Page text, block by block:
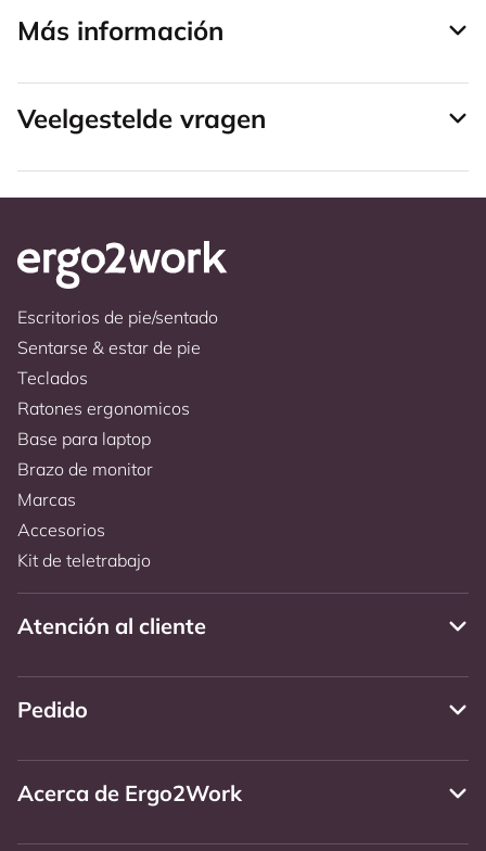
Más información
Veelgestelde vragen
Escritorios de pie/sentado
Sentarse & estar de pie
Teclados
Ratones ergonomicos
Base para laptop
Brazo de monitor
Marcas
Accesorios
Kit de teletrabajo
Atención al cliente
Pedido
Acerca de Ergo2Work